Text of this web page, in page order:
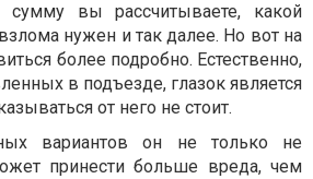
вы рассчитываете, какой
нужен и так далее. Но вот на
более подробно. Естественно,
в подъезде, глазок является
от него не стоит.
вариантов он не только не
принести больше вреда, чем